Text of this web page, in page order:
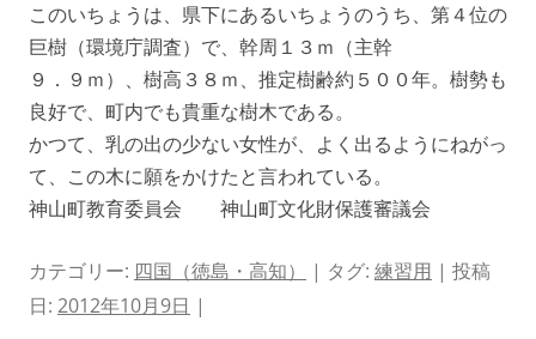
このいちょうは、県下にあるいちょうのうち、第４位の
巨樹（環境庁調査）で、幹周１３ｍ（主幹
９．９ｍ）、樹高３８ｍ、推定樹齢約５００年。樹勢も
良好で、町内でも貴重な樹木である。
かつて、乳の出の少ない女性が、よく出るようにねがっ
て、この木に願をかけたと言われている。
神山町教育委員会 神山町文化財保護審議会
カテゴリー: 四国（徳島・高知） | タグ: 練習用 | 投稿
日: 2012年10月9日 |